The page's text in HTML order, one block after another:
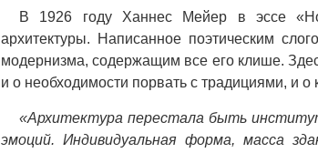
В 1926 году Ханнес Мейер в эссе
архитектуры. Написанное поэтическим
модернизма, содержащим все его клише.
и о необходимости порвать с традициями, и о
«Архитектура перестала быть
эмоций. Индивидуальная форма, масса